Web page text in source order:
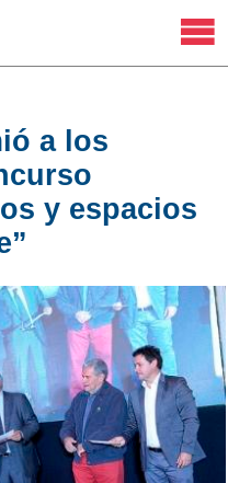
a los
y espacios